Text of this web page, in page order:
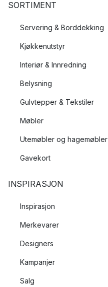
SORTIMENT
Servering & Borddekking
Kjøkkenutstyr
Interiør & Innredning
Belysning
Gulvtepper & Tekstiler
Møbler
Utemøbler og hagemøbler
Gavekort
INSPIRASJON
Inspirasjon
Merkevarer
Designers
Kampanjer
Salg